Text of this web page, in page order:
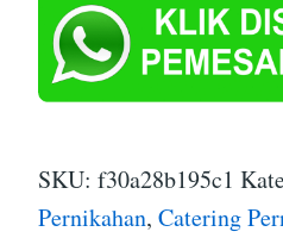
SKU: f30a28b195c1
Pernikahan, Catering